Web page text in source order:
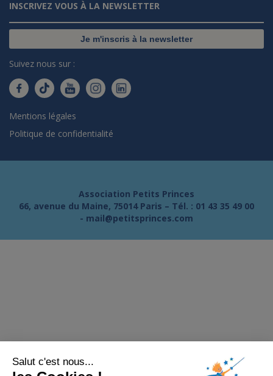
Salut c'est nous...
INSCRIVEZ VOUS À LA NEWSLETTER
Je m'inscris à la newsletter
Suivez nous sur :
Mentions légales
Politique de confidentialité
Association Petits Princes
66, avenue du Maine, 75014 Paris – Tél. : 01 43 35 49 00
- mail@petitsprinces.com